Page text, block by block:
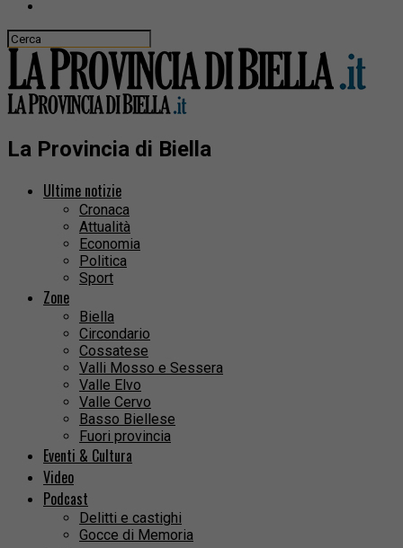
La Provincia di Biella
Ultime notizie
Cronaca
Attualità
Economia
Politica
Sport
Zone
Biella
Circondario
Cossatese
Valli Mosso e Sessera
Valle Elvo
Valle Cervo
Basso Biellese
Fuori provincia
Eventi & Cultura
Video
Podcast
Delitti e castighi
Gocce di Memoria